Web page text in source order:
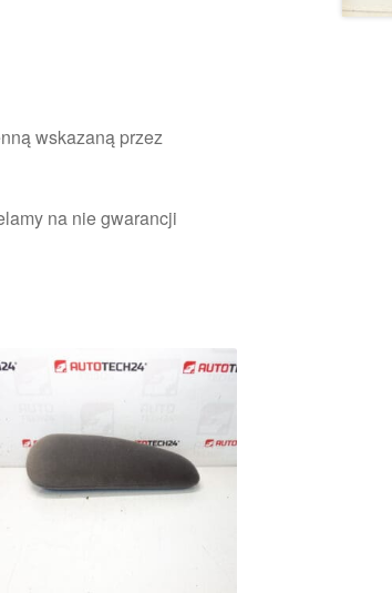
wskazaną przez
na nie gwarancji